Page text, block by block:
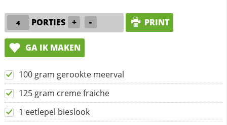
PORTIES + - PRINT
GA IK MAKEN
100 gram gerookte meerval
125 gram creme fraiche
1 eetlepel bieslook